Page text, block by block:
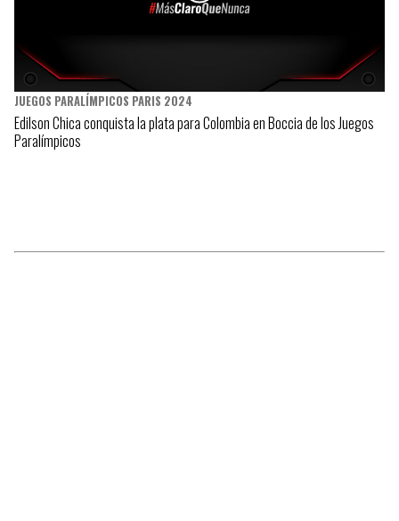
JUEGOS PARALÍMPICOS PARIS 2024
Edilson Chica conquista la plata para Colombia en Boccia de los Juegos
Paralímpicos